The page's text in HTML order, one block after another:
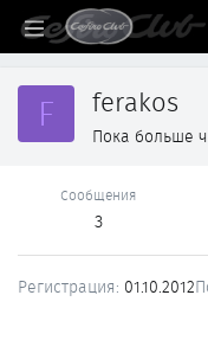
F ferakos
Пока больше
Сообщения
3
Регистрация 01.10.2012